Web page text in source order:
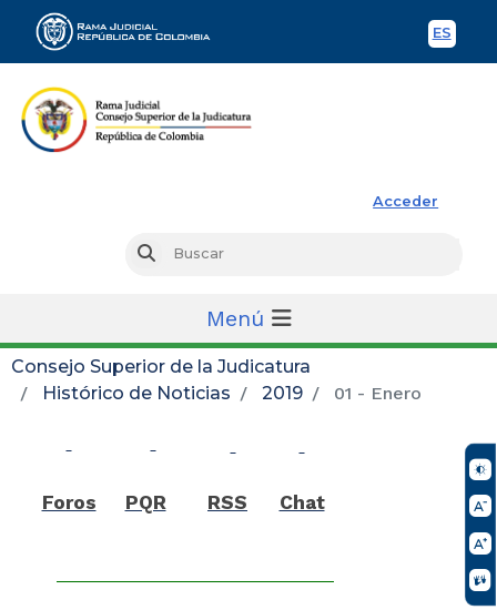
ES
Acceder
Buscar
Menú
Consejo Superior de la Judicatura
Histórico de Noticias
2019 01 - Enero
Foros PQR RSS Chat